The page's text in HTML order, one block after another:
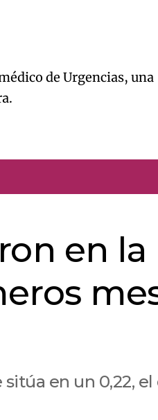
de Urgencias, una
en la
en un 0,22,